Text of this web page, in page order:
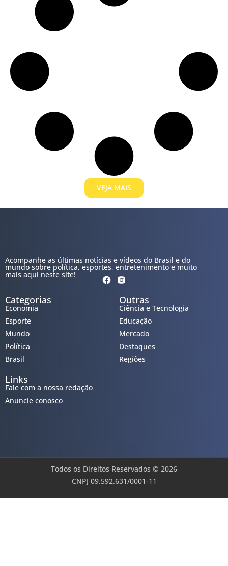
VEJA MAIS
Acompanhe as últimas notícias e vídeos do Brasil e do
mundo sobre política, esportes, entretenimento e muito
mais aqui neste site!
Categorias
Economia
Esporte
Mundo
Política
Brasil
Outras
Ciência e Tecnologia
Educação
Mercado
Destaques
Regiões
Links
Fale com a nossa redação
Anuncie conosco
Todos os Direitos Reservados © 2026
CNPJ 09.592.631/0001-11